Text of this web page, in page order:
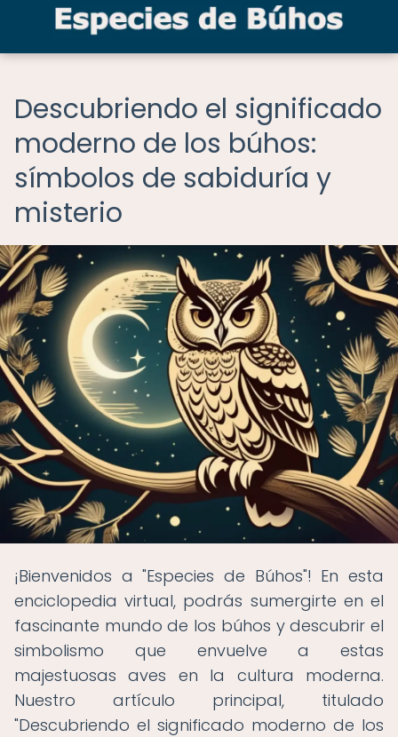
Descubriendo el significado
moderno de los búhos:
símbolos de sabiduría y
misterio
¡Bienvenidos a "Especies de Búhos"! En esta
enciclopedia virtual, podrás sumergirte en el
fascinante mundo de los búhos y descubrir el
simbolismo que envuelve a estas
majestuosas aves en la cultura moderna.
Nuestro artículo principal, titulado
"Descubriendo el significado moderno de los